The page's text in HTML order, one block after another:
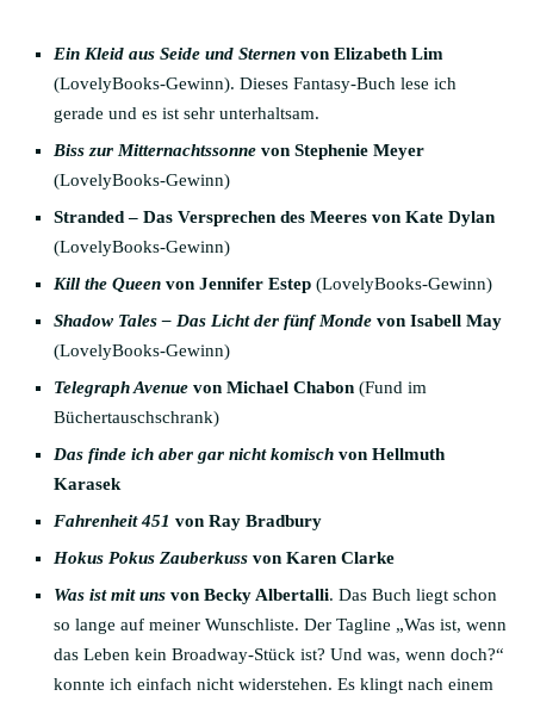
Ein Kleid aus Seide und Sternen von Elizabeth Lim
(LovelyBooks-Gewinn). Dieses Fantasy-Buch lese ich
gerade und es ist sehr unterhaltsam.
Biss zur Mitternachtssonne von Stephenie Meyer
(LovelyBooks-Gewinn)
Stranded – Das Versprechen des Meeres von Kate Dylan
(LovelyBooks-Gewinn)
Kill the Queen von Jennifer Estep (LovelyBooks-Gewinn)
Shadow Tales – Das Licht der fünf Monde von Isabell May
(LovelyBooks-Gewinn)
Telegraph Avenue von Michael Chabon (Fund im
Büchertauschschrank)
Das finde ich aber gar nicht komisch von Hellmuth
Karasek
Fahrenheit 451 von Ray Bradbury
Hokus Pokus Zauberkuss von Karen Clarke
Was ist mit uns von Becky Albertalli. Das Buch liegt schon
so lange auf meiner Wunschliste. Der Tagline „Was ist, wenn
das Leben kein Broadway-Stück ist? Und was, wenn doch?“
konnte ich einfach nicht widerstehen. Es klingt nach einem